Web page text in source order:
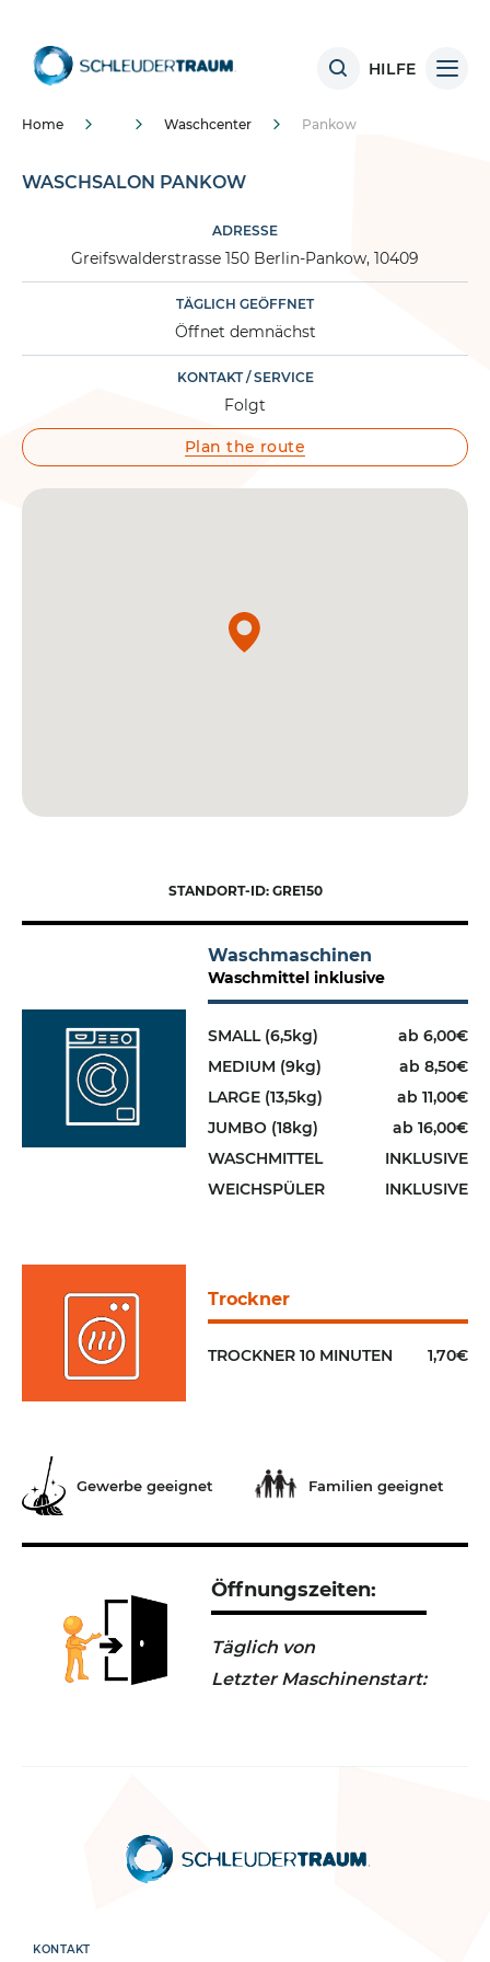
HILFE
Home Waschcenter Pankow
WASCHSALON PANKOW
ADRESSE
Greifswalderstrasse 150 Berlin-Pankow, 10409
TÄGLICH GEÖFFNET
Öffnet demnächst
KONTAKT / SERVICE
Folgt
Plan the route
STANDORT-ID: GRE150
Waschmaschinen
Waschmittel inklusive
SMALL (6,5kg)
ab 6,00€
MEDIUM (9kg)
ab 8,50€
LARGE (13,5kg)
ab 11,00€
JUMBO (18kg)
ab 16,00€
WASCHMITTEL
INKLUSIVE
WEICHSPÜLER
INKLUSIVE
Trockner
TROCKNER 10 MINUTEN 1,70€
Gewerbe geeignet Familien geeignet
Öffnungszeiten:
Täglich von
Letzter Maschinenstart:
KONTAKT